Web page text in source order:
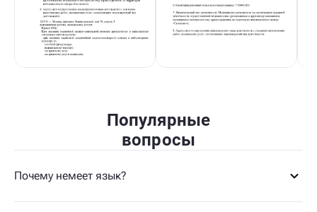
Популярные
вопросы
Почему немеет язык?